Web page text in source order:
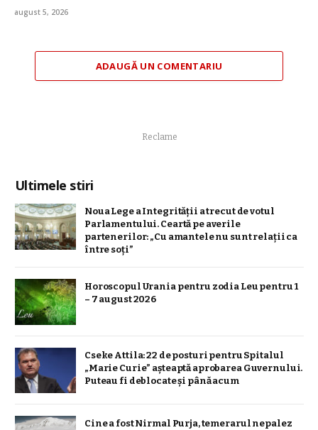
august 5, 2026
ADAUGĂ UN COMENTARIU
Reclame
Ultimele stiri
Noua Lege a Integrității a trecut de votul
Parlamentului. Ceartă pe averile
partenerilor: „Cu amantele nu sunt relații ca
între soți”
Horoscopul Urania pentru zodia Leu pentru 1
– 7 august 2026
Cseke Attila: 22 de posturi pentru Spitalul
„Marie Curie” așteaptă aprobarea Guvernului.
Puteau fi deblocate și până acum
Cine a fost Nirmal Purja, temerarul nepalez